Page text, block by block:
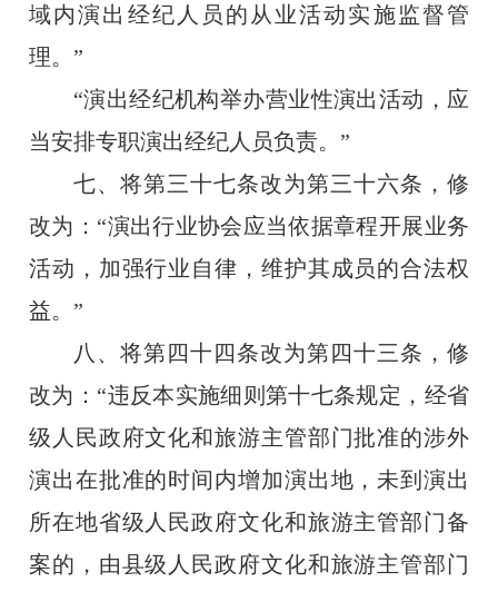
域内演出经纪人员的从业活动实施监督管
理。”
“演出经纪机构举办营业性演出活动，应
当安排专职演出经纪人员负责。”
七、将第三十七条改为第三十六条，修
改为：“演出行业协会应当依据章程开展业务
活动，加强行业自律，维护其成员的合法权
益。”
八、将第四十四条改为第四十三条，修
改为：“违反本实施细则第十七条规定，经省
级人民政府文化和旅游主管部门批准的涉外
演出在批准的时间内增加演出地，未到演出
所在地省级人民政府文化和旅游主管部门备
案的，由县级人民政府文化和旅游主管部门